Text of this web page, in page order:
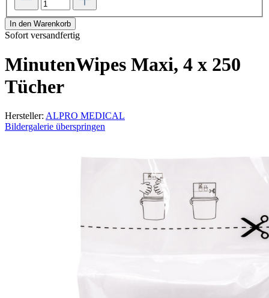
In den Warenkorb
Sofort versandfertig
MinutenWipes Maxi, 4 x 250
Tücher
Hersteller: ALPRO MEDICAL
Bildergalerie überspringen